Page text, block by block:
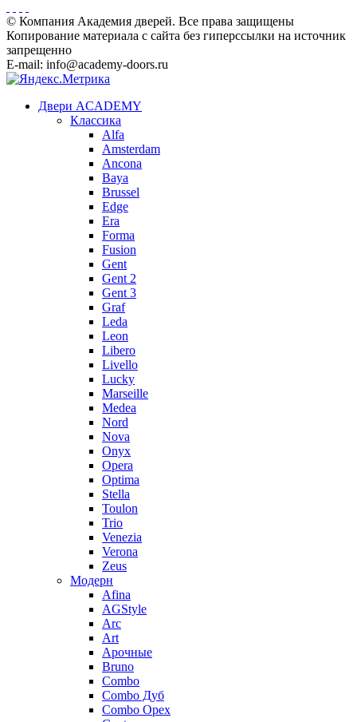
© Компания Академия дверей. Все права защищены
Копирование материала с сайта без гиперссылки на источник
запрещенно
E-mail: info@academy-doors.ru
Двери ACADEMY
Классика
Alfa
Amsterdam
Ancona
Baya
Brussel
Edge
Era
Forma
Fusion
Gent
Gent 2
Gent 3
Graf
Leda
Leon
Libero
Livello
Lucky
Marseille
Medea
Nord
Nova
Onyx
Opera
Optima
Stella
Toulon
Trio
Venezia
Verona
Zeus
Модерн
Afina
AGStyle
Arc
Art
Aрочные
Bruno
Combo
Combo Дуб
Combo Орех